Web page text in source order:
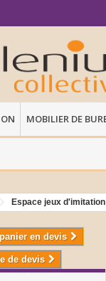
MOBILIER DE
Espace jeux d'imitation
en devis
de devis